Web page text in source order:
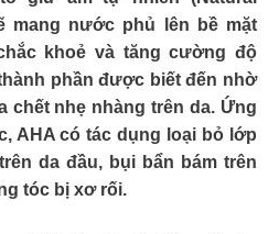
mang nước phủ lên bề mặt
khoẻ và tăng cường độ
phần được biết đến nhờ
chết nhẹ nhàng trên da. Ứng
AHA có tác dụng loại bỏ lớp
da đầu, bụi bẩn bám trên
tóc bị xơ rối.